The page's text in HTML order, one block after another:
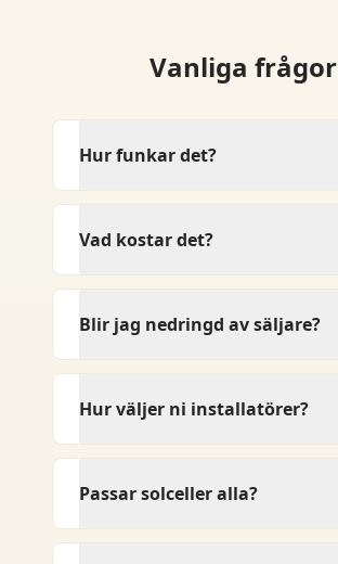
Vanliga frågor
Hur funkar det?
Vad kostar det?
Blir jag nedringd av säljare?
Hur väljer ni installatörer?
Passar solceller alla?